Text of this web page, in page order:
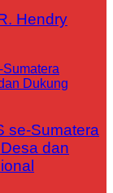
Hendry
se-Sumatera
dan